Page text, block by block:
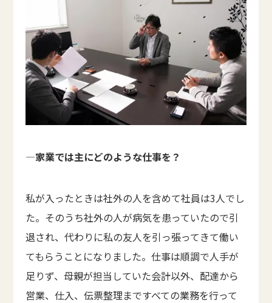
―家業では主にどのような仕事を？
私が入ったときは社外の人を含めて社員は3人でし
た。そのうち社外の人が病気を患っていたので引
退され、代わりに私の友人を引っ張ってきて働い
てもらうことになりました。仕事は順調で人手が
足りず、母親が担当していた会計以外、配達から
営業、仕入、伝票整理まですべての業務を行って